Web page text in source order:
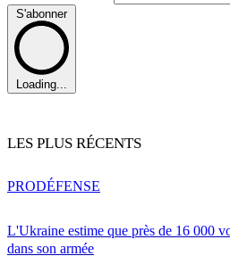
S'abonner
Loading...
LES PLUS RÉCENTS
L'Ukraine estime que près de 16 000
dans son armée
PRODÉFENSE